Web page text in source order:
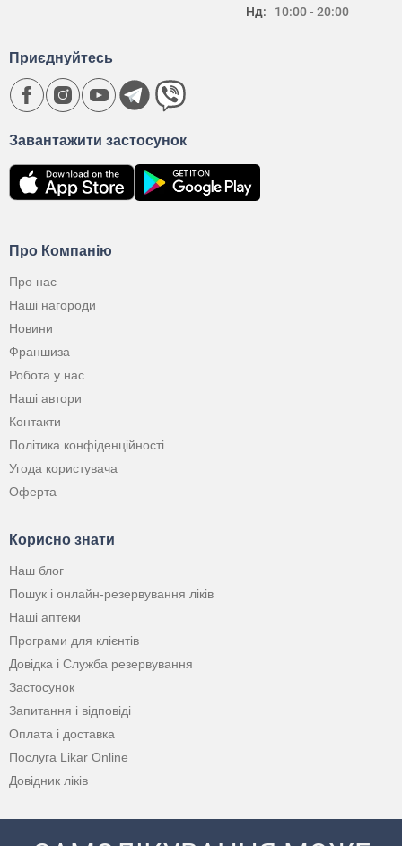
Нд:
10:00 - 20:00
Про Компанію
Про нас
Наші нагороди
Новини
Франшиза
Робота у нас
Наші автори
Контакти
Політика конфіденційності
Угода користувача
Оферта
Корисно знати
Наш блог
Пошук і онлайн-резервування ліків
Наші аптеки
Програми для клієнтів
Довідка і Служба резервування
Застосунок
Запитання і відповіді
Оплата і доставка
Послуга Likar Online
Довідник ліків
Завантажити застосунок
Приєднуйтесь